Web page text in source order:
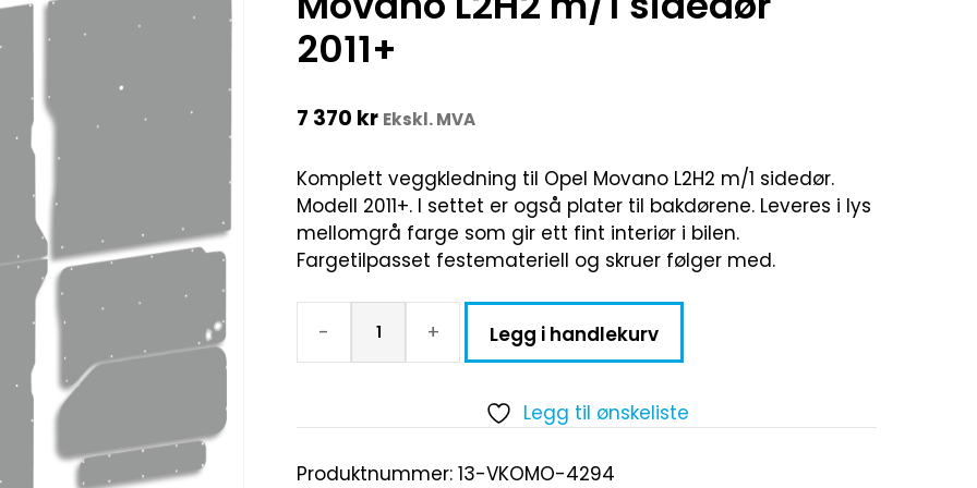
2011+
7 370 kr Ekskl. MVA
Komplett veggkledning til Opel Movano L2H2 m/1 sidedør.
Modell 2011+. I settet er også plater til bakdørene. Leveres i lys
mellomgrå farge som gir ett fint interiør i bilen.
Fargetilpasset festemateriell og skruer følger med.
- + Legg i handlekurv
Legg til ønskeliste
Produktnummer: 13-VKOMO-4294